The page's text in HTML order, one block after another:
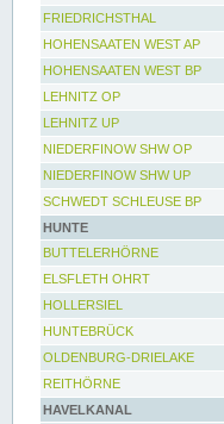
FRIEDRICHSTHAL
HOHENSAATEN WEST AP
HOHENSAATEN WEST BP
LEHNITZ OP
LEHNITZ UP
NIEDERFINOW SHW OP
NIEDERFINOW SHW UP
SCHWEDT SCHLEUSE BP
HUNTE
BUTTELERHÖRNE
ELSFLETH OHRT
HOLLERSIEL
HUNTEBRÜCK
OLDENBURG-DRIELAKE
REITHÖRNE
HAVELKANAL